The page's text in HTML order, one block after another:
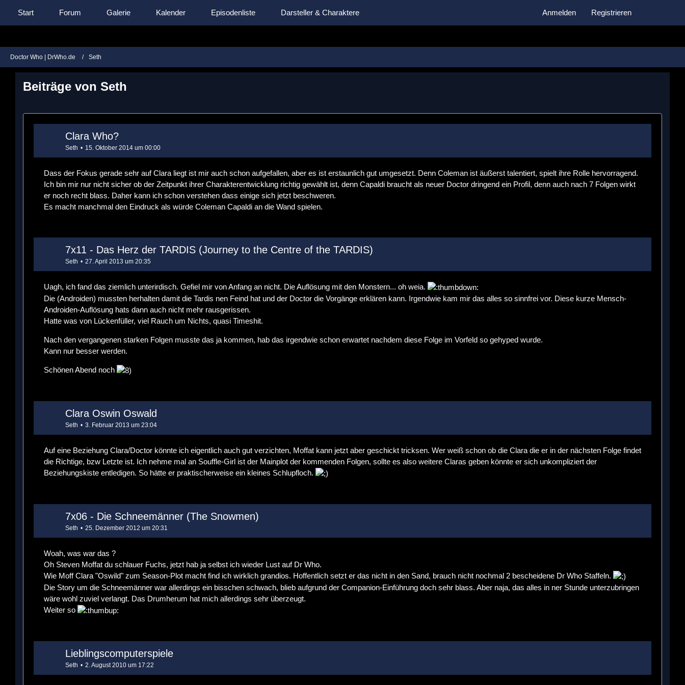
Start Forum Galerie Kalender Episodenliste Darsteller & Charaktere Anmelden Registrieren
Doctor Who | DrWho.de Seth
Beiträge von Seth
Clara Who?
Seth 15. Oktober 2014 um 00:00
Dass der Fokus gerade sehr auf Clara liegt ist mir auch schon aufgefallen, aber es ist erstaunlich gut umgesetzt. Denn Coleman ist äußerst talentiert, spielt ihre Rolle hervorragend.
Ich bin mir nur nicht sicher ob der Zeitpunkt ihrer Charakterentwicklung richtig gewählt ist, denn Capaldi braucht als neuer Doctor dringend ein Profil, denn auch nach 7 Folgen wirkt
er noch recht blass. Daher kann ich schon verstehen dass einige sich jetzt beschweren.
Es macht manchmal den Eindruck als würde Coleman Capaldi an die Wand spielen.
7x11 - Das Herz der TARDIS (Journey to the Centre of the TARDIS)
Seth 27. April 2013 um 20:35
Uagh, ich fand das ziemlich unterirdisch. Gefiel mir von Anfang an nicht. Die Auflösung mit den Monstern... oh weia.
Die (Androiden) mussten herhalten damit die Tardis nen Feind hat und der Doctor die Vorgänge erklären kann. Irgendwie kam mir das alles so sinnfrei vor. Diese kurze Mensch-
Androiden-Auflösung hats dann auch nicht mehr rausgerissen.
Hatte was von Lückenfüller, viel Rauch um Nichts, quasi Timeshit.
Nach den vergangenen starken Folgen musste das ja kommen, hab das irgendwie schon erwartet nachdem diese Folge im Vorfeld so gehyped wurde.
Kann nur besser werden.
Schönen Abend noch
Clara Oswin Oswald
Seth 3. Februar 2013 um 23:04
Auf eine Beziehung Clara/Doctor könnte ich eigentlich auch gut verzichten, Moffat kann jetzt aber geschickt tricksen. Wer weiß schon ob die Clara die er in der nächsten Folge findet
die Richtige, bzw Letzte ist. Ich nehme mal an Souffle-Girl ist der Mainplot der kommenden Folgen, sollte es also weitere Claras geben könnte er sich unkompliziert der
Beziehungskiste entledigen. So hätte er praktischerweise ein kleines Schlupfloch.
7x06 - Die Schneemänner (The Snowmen)
Seth 25. Dezember 2012 um 20:31
Woah, was war das ?
Oh Steven Moffat du schlauer Fuchs, jetzt hab ja selbst ich wieder Lust auf Dr Who.
Wie Moff Clara "Oswild" zum Season-Plot macht find ich wirklich grandios. Hoffentlich setzt er das nicht in den Sand, brauch nicht nochmal 2 bescheidene Dr Who Staffeln.
Die Story um die Schneemänner war allerdings ein bisschen schwach, blieb aufgrund der Companion-Einführung doch sehr blass. Aber naja, das alles in ner Stunde unterzubringen
wäre wohl zuviel verlangt. Das Drumherum hat mich allerdings sehr überzeugt.
Weiter so
Lieblingscomputerspiele
Seth 2. August 2010 um 17:22